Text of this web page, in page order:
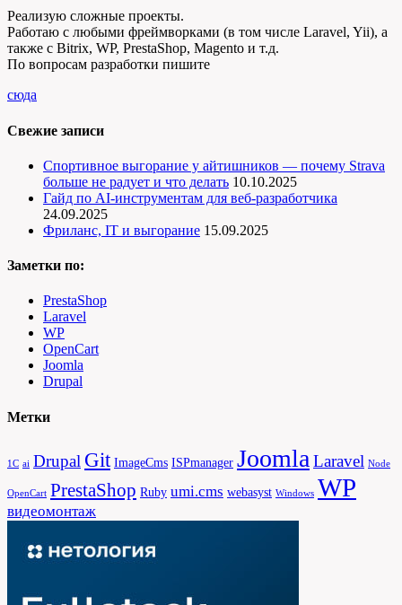
Реализую сложные проекты.
Работаю с любыми фреймворками (в том числе Laravel, Yii), а
также с Bitrix, WP, PrestaShop, Magento и т.д.
По вопросам разработки пишите
сюда
Свежие записи
Спортивное выгорание у айтишников — почему Strava
больше не радует и что делать 10.10.2025
Гайд по AI-инструментам для веб-разработчика
24.09.2025
Фриланс, IT и выгорание 15.09.2025
Заметки по:
PrestaShop
Laravel
WP
OpenCart
Joomla
Drupal
Метки
1С ai Drupal Git ImageCms ISPmanager Joomla Laravel Node
OpenCart PrestaShop Ruby umi.cms webasyst Windows WP
видеомонтаж